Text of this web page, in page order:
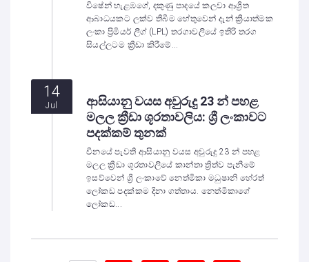
විෂේන් හැළඹගේ, දකුණු පාදයේ කලවා ආශ්‍රිත
ආබාධයකට ලක්ව තිබීම හේතුවෙන් දැන් ක්‍රියාත්මක
ලංකා ප්‍රිමියර් ලීග් (LPL) තරගාවලියේ ඉතිරි තරග
සියල්ලටම ක්‍රීඩා කිරීමේ...
14
Jul
ආසියානු වයස අවුරුදු 23 න් පහළ
මලල ක්‍රීඩා ශූරතාවලිය: ශ්‍රී ලංකාවට
පදක්කම් තුනක්
චීනයේ පැවති ආසියානු වයස අවුරුදු 23 න් පහළ
මලල ක්‍රීඩා ශූරතාවලියේ කාන්තා ත්‍රිත්ව පැනීමේ
ඉසව්වෙන් ශ්‍රී ලංකාවේ නෙත්මිකා මධුෂානි හේරත්
ලෝකඩ පදක්කම දිනා ගත්තාය. නෙත්මිකාගේ
ලෝකඩ...